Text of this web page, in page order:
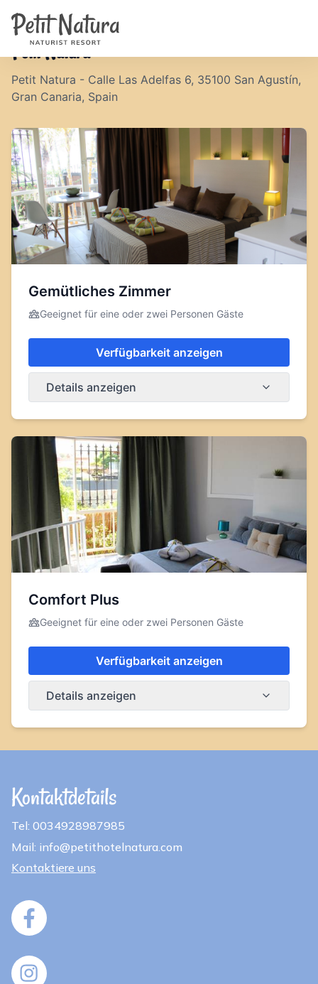
Zimmer
Bewertungen
Ausstattung
Nachrichten
Kontakt
NL
EN
FR
DE
ES
Verfügbarkeit & Preise
Petit Natura
Petit Natura - Calle Las Adelfas 6, 35100 San Agustín,
Gran Canaria, Spain
Gemütliches Zimmer
Geeignet für eine oder zwei Personen Gäste
Verfügbarkeit anzeigen
Details anzeigen
Comfort Plus
Geeignet für eine oder zwei Personen Gäste
Verfügbarkeit anzeigen
Details anzeigen
Kontaktdetails
Tel: 0034928987985
Mail: info@petithotelnatura.com
Kontaktiere uns